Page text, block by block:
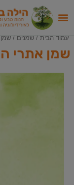
עמוד הבית / שמנים / שמן
שמן אתרי הו